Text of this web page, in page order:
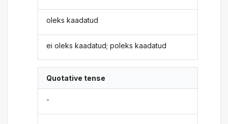
oleks kaadatud
ei oleks kaadatud; poleks kaadatud
Quotative tense
-